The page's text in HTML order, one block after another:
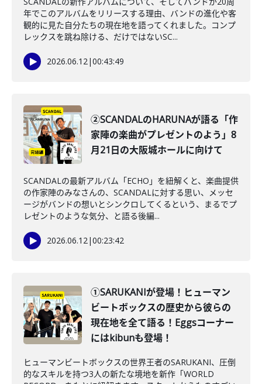
年でこのアルバムをリリースする理由、バンドの進化や客
観的に見た自分たちの現在地を語ってくれました。コンプ
レックスを跳ね除ける、だけではないSC...
2026.06.12|00:43:49
②SCANDALのHARUNAが語る「作
家陣の楽曲がプレゼントのよう」8
月21日の大阪城ホールに向けて
SCANDALの最新アルバム「ECHO」を紐解くと、楽曲提供
の作家陣のみなさんの、SCANDALに対する思い、メッセ
ージがバンドの想いとシンクロしてくるという、まるでプ
レゼントのような気分、と語る後編...
2026.06.12|00:23:42
①SARUKANIが登場！ヒューマン
ビートボックスの歴史から彼らの
現在地を全て語る！Eggsコーナー
にはkibunも登場！
ヒューマンビートボックスの世界王者のSARUKANI、圧倒
的なスキルを持つ3人の新たな境地を新作「WORLD